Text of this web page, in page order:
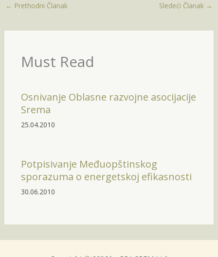
← Prethodni Članak Sledeći Članak →
Must Read
Osnivanje Oblasne razvojne asocijacije
Srema
25.04.2010
Potpisivanje Međuopštinskog
sporazuma o energetskoj efikasnosti
30.06.2010